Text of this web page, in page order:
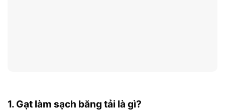
1. Gạt làm sạch băng tải là gì?